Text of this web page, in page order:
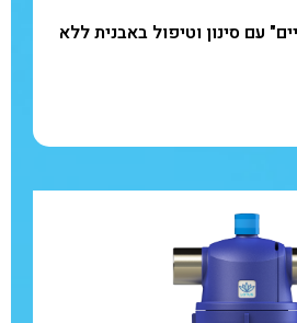
עם סינון וטיפול באבנית ללא